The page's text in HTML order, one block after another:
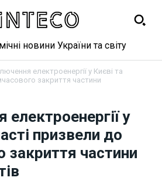
новини України та світу
електроенергії у Києві та
закриття частини
електроенергії у
призвели до
закриття частини